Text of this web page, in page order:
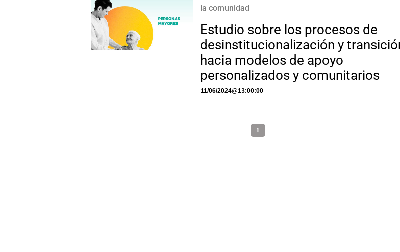
la comunidad
Estudio sobre los procesos de
desinstitucionalización y
hacia modelos de apoyo
personalizados y comunitarios
11/06/2024@13:00:00
1